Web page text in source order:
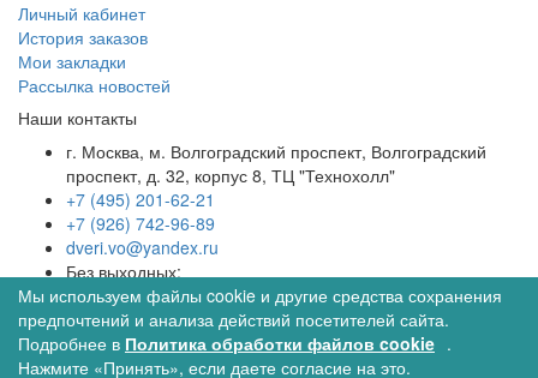
Личный кабинет
История заказов
Мои закладки
Рассылка новостей
Наши контакты
г. Москва, м. Волгоградский проспект, Волгоградский
проспект, д. 32, корпус 8, ТЦ "Технохолл"
+7 (495) 201-62-21
+7 (926) 742-96-89
dveri.vo@yandex.ru
Без выходных:
08:00 - 22:00
79267429689 MAX Telegram
© Межкомнатные двери в интернет магазине Двериво
Мы используем файлы cookie и другие средства сохранения
предпочтений и анализа действий посетителей сайта.
Подробнее в Политика обработки файлов cookie .
Нажмите «Принять», если даете согласие на это.